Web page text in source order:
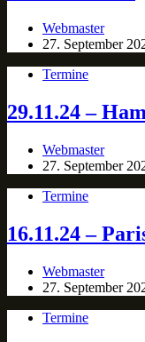
Webmaster
27. September
Termine
29.11.24 –
Webmaster
27. September
Termine
16.11.24 –
Webmaster
27. September
Termine